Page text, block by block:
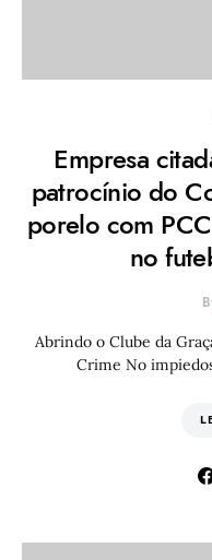
Empresa
patrocínio do
porelo com
no
Abrindo o Clube da
Crime No